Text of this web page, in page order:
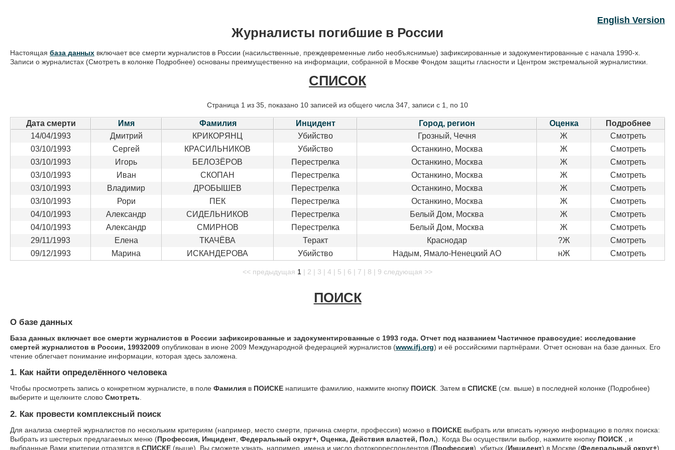
English Version
Журналисты погибшие в России
Настоящая база данных включает все смерти журналистов в России (насильственные, преждевременные либо необъяснимые) зафиксированные и задокументированные с начала 1990-х.
Записи о журналистах (Смотреть в колонке Подробнее) основаны преимущественно на информации, собранной в Москве Фондом защиты гласности и Центром экстремальной журналистики.
СПИСОК
Страница 1 из 35, показано 10 записей из общего числа 347, записи с 1, по 10
Дата смерти Имя Фамилия Инцидент Город, регион Оценка
Подробнее
14/04/1993
Дмитрий КРИКОРЯНЦ Убийство Грозный, Чечня Ж
Смотреть
03/10/1993
Сергей КРАСИЛЬНИКОВ Убийство Останкино, Москва Ж
Смотреть
03/10/1993
Игорь БЕЛОЗЁРОВ Перестрелка Останкино, Москва Ж
Смотреть
03/10/1993
Иван СКОПАН Перестрелка Останкино, Москва Ж
Смотреть
03/10/1993
Владимир ДРОБЫШЕВ Перестрелка Останкино, Москва Ж
Смотреть
03/10/1993
Рори ПЕК Перестрелка Останкино, Москва Ж
Смотреть
04/10/1993
Александр СИДЕЛЬНИКОВ Перестрелка Белый Дом, Москва Ж
Смотреть
04/10/1993
Александр СМИРНОВ Перестрелка Белый Дом, Москва Ж
Смотреть
29/11/1993
Елена ТКАЧЁВА Теракт Краснодар ?Ж
Смотреть
09/12/1993
Марина ИСКАНДЕРОВА Убийство Надым, Ямало-Ненецкий АО нЖ Смотреть
<< предыдущая 1 | 2 | 3 | 4 | 5 | 6 | 7 | 8 | 9 следующая >>
ПОИСК
О базе данных
База данных включает все смерти журналистов в России зафиксированные и задокументированные с 1993 года. Отчет под названием Частичное правосудие: исследование
смертей журналистов в России, 19932009 опубликован в июне 2009 Международной федерацией журналистов (www.ifj.org) и её российскими партнёрами. Отчет основан на базе данных. Его
чтение облегчает понимание информации, которая здесь заложена.
1. Как найти определённого человека
Чтобы просмотреть запись о конкретном журналисте, в поле Фамилия в ПОИСКE напишите фамилию, нажмите кнопку ПОИСК. Затем в СПИСКЕ (см. выше) в последней колонке (Подробнее)
выберите и щелкните слово Смотреть.
2. Как провести комплексный поиск
Для анализа смертей журналистов по нескольким критериям (например, место смерти, причина смерти, профессия) можно в ПОИСКЕ выбрать или вписать нужную информацию в полях поиска:
Выбрать из шестерых предлагаемых меню (Профессия, Инцидент Федеральный округ+, Оценка, Действия властей, Пол,). Когда Вы осуществили выбор, нажмите кнопку ПОИСК , и
выбранные Вами критерии отразятся в СПИСКЕ (выше). Вы сможете узнать, например, имена и число фотокорреспондентов (Профессия), убитых (Инцидент) в Москве (Федеральный округ+).